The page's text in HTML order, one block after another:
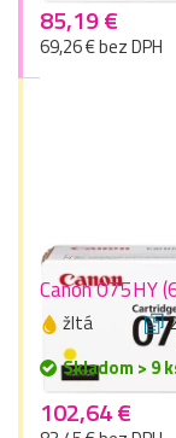
85,19 €
69,26 € bez DPH
Canon 075HY
žltá
Skladom > 9
102,64 €